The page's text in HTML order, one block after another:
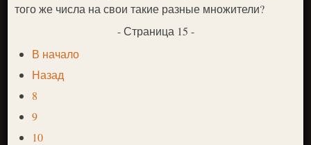
того же числа на свои такие разные множители?
- Страница 15 -
В начало
Назад
8
9
10